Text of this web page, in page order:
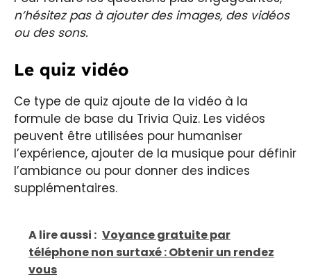
n’hésitez pas à ajouter des images, des vidéos
ou des sons.
Le quiz vidéo
Ce type de quiz ajoute de la vidéo à la
formule de base du Trivia Quiz. Les vidéos
peuvent être utilisées pour humaniser
l’expérience, ajouter de la musique pour définir
l’ambiance ou pour donner des indices
supplémentaires.
A lire aussi : Voyance gratuite par
téléphone non surtaxé : Obtenir un rendez
vous